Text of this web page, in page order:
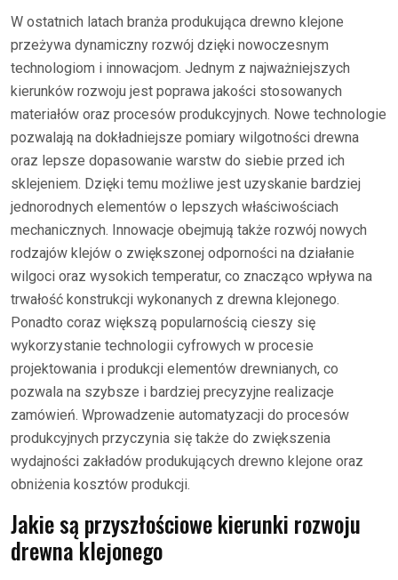
W ostatnich latach branża produkująca drewno klejone
przeżywa dynamiczny rozwój dzięki nowoczesnym
technologiom i innowacjom. Jednym z najważniejszych
kierunków rozwoju jest poprawa jakości stosowanych
materiałów oraz procesów produkcyjnych. Nowe technologie
pozwalają na dokładniejsze pomiary wilgotności drewna
oraz lepsze dopasowanie warstw do siebie przed ich
sklejeniem. Dzięki temu możliwe jest uzyskanie bardziej
jednorodnych elementów o lepszych właściwościach
mechanicznych. Innowacje obejmują także rozwój nowych
rodzajów klejów o zwiększonej odporności na działanie
wilgoci oraz wysokich temperatur, co znacząco wpływa na
trwałość konstrukcji wykonanych z drewna klejonego.
Ponadto coraz większą popularnością cieszy się
wykorzystanie technologii cyfrowych w procesie
projektowania i produkcji elementów drewnianych, co
pozwala na szybsze i bardziej precyzyjne realizacje
zamówień. Wprowadzenie automatyzacji do procesów
produkcyjnych przyczynia się także do zwiększenia
wydajności zakładów produkujących drewno klejone oraz
obniżenia kosztów produkcji.
Jakie są przyszłościowe kierunki rozwoju
drewna klejonego